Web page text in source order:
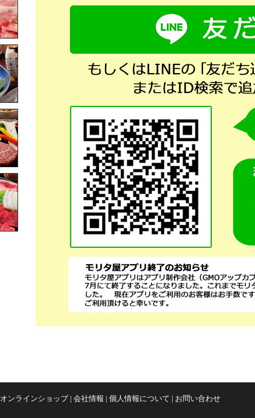
オンラインショップ| 会社情報 | 個人情報について | お問い合わせ